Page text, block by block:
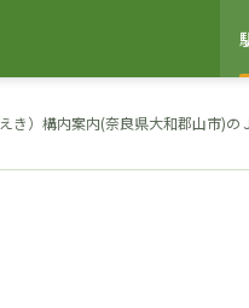
き）構内案内(奈良県大和郡山市)